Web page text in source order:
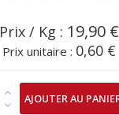
Prix / Kg : 19,90 €
Prix unitaire : 0,60 €